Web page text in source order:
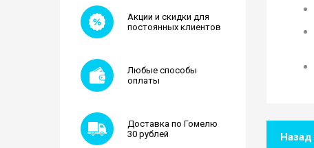
Акции и скидки для
постоянных клиентов
Любые способы
оплаты
Доставка по Гомелю
30 рублей
Назад